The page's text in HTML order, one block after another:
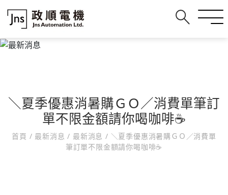
＼夏季優惠消暑購ＧＯ／消費單筆訂
單不限金額請你喝咖啡☕
首頁 / 最新消息/ 最新消息 / ＼夏季優惠消暑購ＧＯ／消費單
筆訂單不限金額請你喝咖啡☕